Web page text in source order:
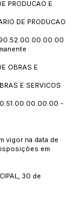
PRODUCAO E
DE PRODUCAO
OBRAS E
E SERVICOS
-
vigor na data de
em
30 de